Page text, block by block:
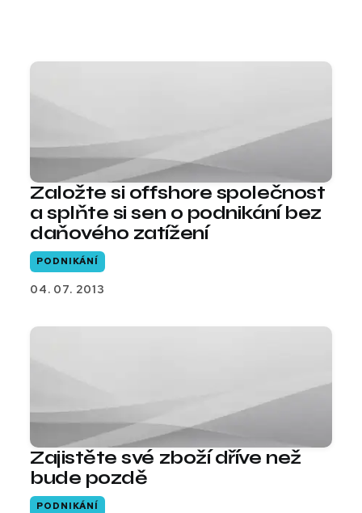
Založte si offshore společnost
a splňte si sen o podnikání bez
daňového zatížení
PODNIKÁNÍ
04. 07. 2013
Zajistěte své zboží dříve než
bude pozdě
PODNIKÁNÍ